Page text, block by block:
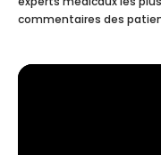
commentaires des